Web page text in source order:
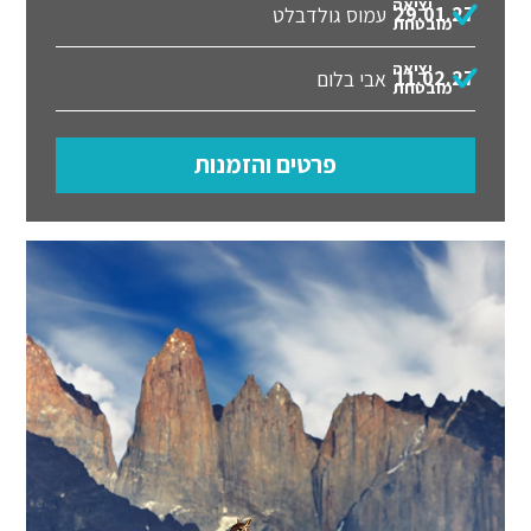
29.01.27 עמוס גולדבלט יציאה
מובטחת
11.02.27 אבי בלום יציאה
מובטחת
פרטים והזמנות